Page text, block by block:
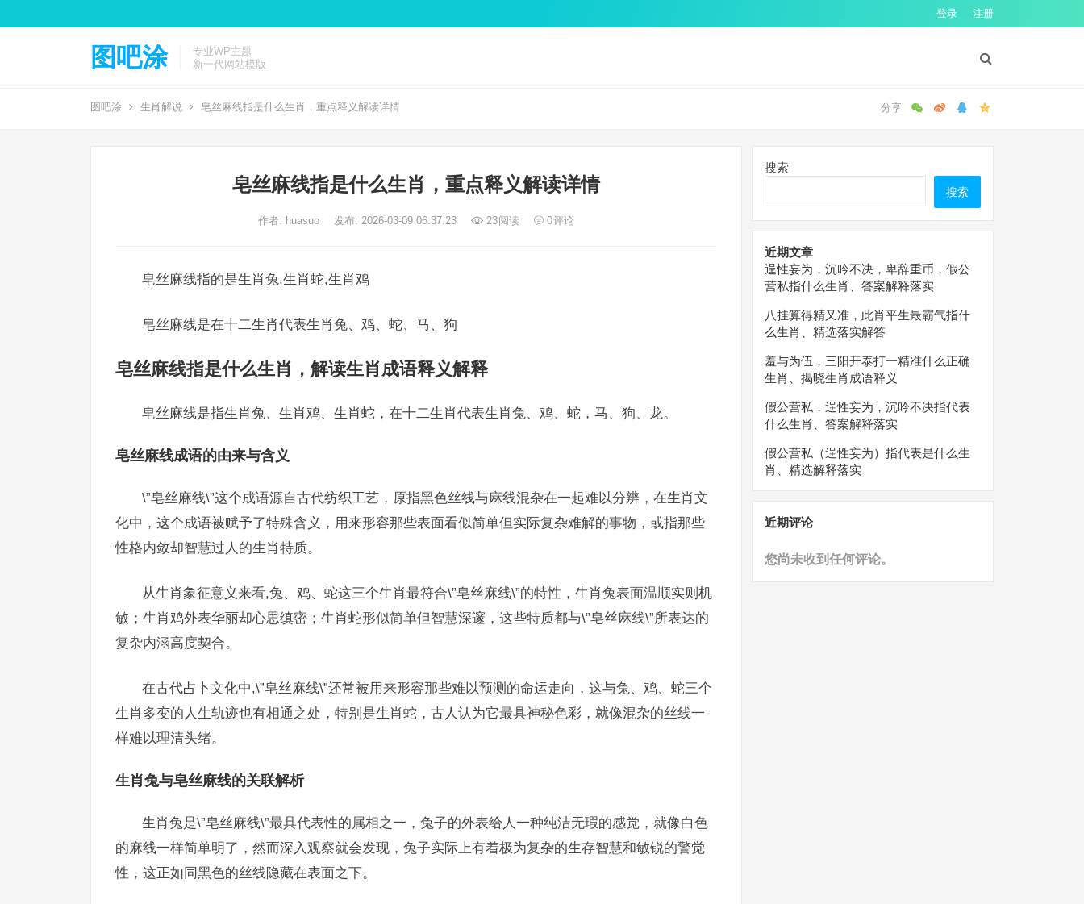
登录 注册
图吧涂
专业WP主题
新一代网站模版
图吧涂 生肖解说 皂丝麻线指是什么生肖，重点释义解读详情
皂丝麻线指是什么生肖，重点释义解读详情
作者: huasuo 发布: 2026-03-09 06:37:23 23阅读 0评论
皂丝麻线指的是生肖兔,生肖蛇,生肖鸡
皂丝麻线是在十二生肖代表生肖兔、鸡、蛇、马、狗
皂丝麻线指是什么生肖，解读生肖成语释义解释
皂丝麻线是指生肖兔、生肖鸡、生肖蛇，在十二生肖代表生肖兔、鸡、蛇，马、狗、龙。
皂丝麻线成语的由来与含义
\”皂丝麻线\”这个成语源自古代纺织工艺，原指黑色丝线与麻线混杂在一起难以分辨，在生肖文
化中，这个成语被赋予了特殊含义，用来形容那些表面看似简单但实际复杂难解的事物，或指那些
性格内敛却智慧过人的生肖特质。
从生肖象征意义来看,兔、鸡、蛇这三个生肖最符合\”皂丝麻线\”的特性，生肖兔表面温顺实则机
敏；生肖鸡外表华丽却心思缜密；生肖蛇形似简单但智慧深邃，这些特质都与\”皂丝麻线\”所表达的
复杂内涵高度契合。
在古代占卜文化中,\”皂丝麻线\”还常被用来形容那些难以预测的命运走向，这与兔、鸡、蛇三个
生肖多变的人生轨迹也有相通之处，特别是生肖蛇，古人认为它最具神秘色彩，就像混杂的丝线一
样难以理清头绪。
生肖兔与皂丝麻线的关联解析
生肖兔是\”皂丝麻线\”最具代表性的属相之一，兔子的外表给人一种纯洁无瑕的感觉，就像白色
的麻线一样简单明了，然而深入观察就会发现，兔子实际上有着极为复杂的生存智慧和敏锐的警觉
性，这正如同黑色的丝线隐藏在表面之下。
搜索
搜索
近期文章
逞性妄为，沉吟不决，卑辞重币，假公
营私指什么生肖、答案解释落实
八挂算得精又准，此肖平生最霸气指什
么生肖、精选落实解答
羞与为伍，三阳开泰打一精准什么正确
生肖、揭晓生肖成语释义
假公营私，逞性妄为，沉吟不决指代表
什么生肖、答案解释落实
假公营私（逞性妄为）指代表是什么生
肖、精选解释落实
近期评论
您尚未收到任何评论。